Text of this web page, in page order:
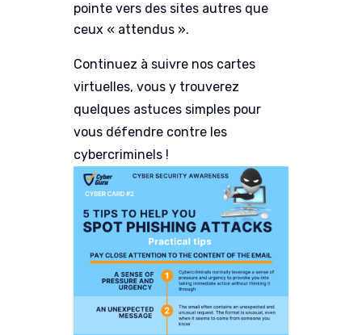
pointe vers des sites autres que
ceux « attendus ».
Continuez à suivre nos cartes
virtuelles, vous y trouverez
quelques astuces simples pour
vous défendre contre les
cybercriminels !